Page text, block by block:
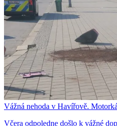
Vážná nehoda v Havířově.
Včera odpoledne došlo k vážné